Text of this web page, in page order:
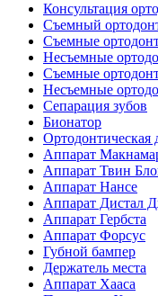
Консультация
Съемный
Съемные
Несъемные
Съемные
Несъемные
Сепарация зубов
Бионатор
Ортодонтическая
Аппарат
Аппарат Твин
Аппарат Нансе
Аппарат Дистал
Аппарат Гербста
Аппарат Форсус
Губной бампер
Держатель места
Аппарат Хааса